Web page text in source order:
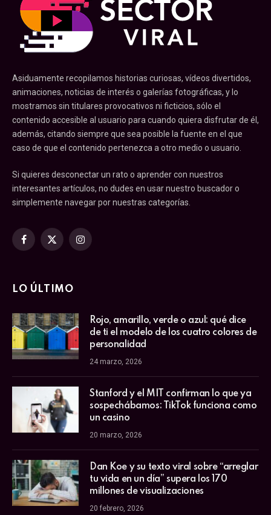
Asiduamente recopilamos historias curiosas, vídeos divertidos,
animaciones, noticias de interés o galerías fotográficas, y lo
mostramos sin titulares provocativos ni ficticios, sólo el
contenido accesible al usuario para cuando quiera disfrutar de él,
además, citando siempre que sea posible la fuente en el que
caso de que el contenido pertenezca a otro medio o usuario.
Si quieres desconectar un rato o aprender con nuestros
interesantes artículos, no dudes en usar nuestro buscador o
simplemente navegar por nuestras categorías.
Facebook
X
Instagram
LO ÚLTIMO
Rojo, amarillo, verde o azul: qué dice
de ti el modelo de los cuatro colores de
personalidad
24 marzo, 2026
Stanford y el MIT confirman lo que ya
sospechábamos: TikTok funciona como
un casino
20 marzo, 2026
Dan Koe y su texto viral sobre “arreglar
tu vida en un día” supera los 170
millones de visualizaciones
20 febrero, 2026